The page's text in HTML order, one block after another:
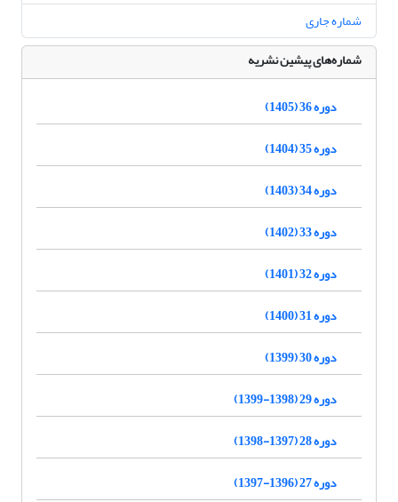
شماره جاری
شماره‌های پیشین نشریه
دوره 36 (1405)
دوره 35 (1404)
دوره 34 (1403)
دوره 33 (1402)
دوره 32 (1401)
دوره 31 (1400)
دوره 30 (1399)
دوره 29 (1398-1399)
دوره 28 (1397-1398)
دوره 27 (1396-1397)